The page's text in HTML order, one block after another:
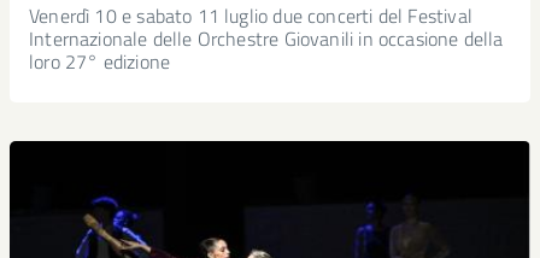
Venerdì 10 e sabato 11 luglio due concerti del Festival
Internazionale delle Orchestre Giovanili in occasione della
loro 27° edizione